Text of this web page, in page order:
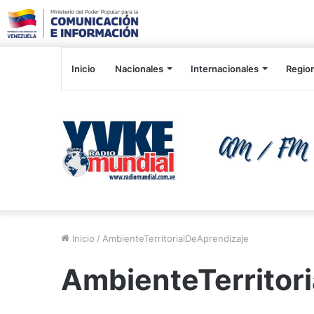
Inicio Nacionales Internacionales
Inicio / AmbienteTerritorialDeAprendizaje